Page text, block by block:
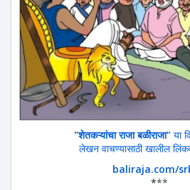
"शेतकऱ्यांचा राजा बळीराजा"या
लेखन वाचण्यासाठी खालील
baliraja.com/
***